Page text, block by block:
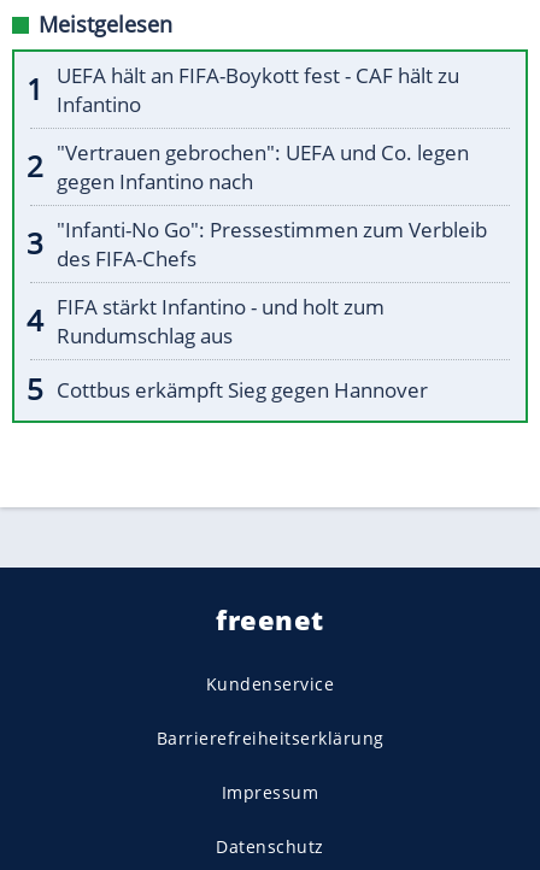
Meistgelesen
UEFA hält an FIFA-Boykott fest - CAF hält zu
Infantino
"Vertrauen gebrochen": UEFA und Co. legen
gegen Infantino nach
"Infanti-No Go": Pressestimmen zum Verbleib
des FIFA-Chefs
FIFA stärkt Infantino - und holt zum
Rundumschlag aus
Cottbus erkämpft Sieg gegen Hannover
freenet
Kundenservice
Barrierefreiheitserklärung
Impressum
Datenschutz